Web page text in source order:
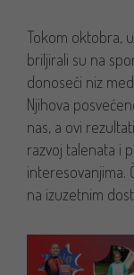
Tokom oktobra,
briljirali su na
donoseći niz
Njihova
nas, a ovi
razvoj talenata i
interesovanjima.
na izuzetnim